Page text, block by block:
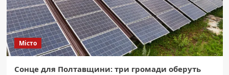
Місто
Сонце для Полтавщини: три громади оберуть